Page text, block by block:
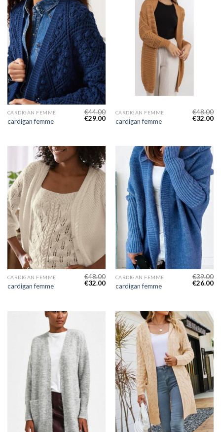
CARDIGAN FEMME
cardigan femme
€44.00
€29.00
CARDIGAN FEMME
cardigan femme
€48.00
€32.00
CARDIGAN FEMME
cardigan femme
€48.00
€32.00
CARDIGAN FEMME
cardigan femme
€39.00
€26.00